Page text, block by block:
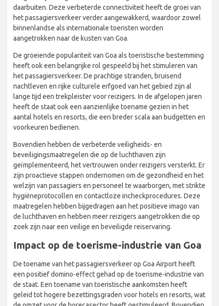
daarbuiten. Deze verbeterde connectiviteit heeft de groei van
het passagiersverkeer verder aangewakkerd, waardoor zowel
binnenlandse als internationale toeristen worden
aangetrokken naar de kusten van Goa.
De groeiende populariteit van Goa als toeristische bestemming
heeft ook een belangrijke rol gespeeld bij het stimuleren van
het passagiersverkeer. De prachtige stranden, bruisend
nachtleven en rijke culturele erfgoed van het gebied zijn al
lange tijd een trekpleister voor reizigers. In de afgelopen jaren
heeft de staat ook een aanzienlijke toename gezien in het
aantal hotels en resorts, die een breder scala aan budgetten en
voorkeuren bedienen.
Bovendien hebben de verbeterde veiligheids- en
beveiligingsmaatregelen die op de luchthaven zijn
geïmplementeerd, het vertrouwen onder reizigers versterkt. Er
zijn proactieve stappen ondernomen om de gezondheid en het
welzijn van passagiers en personeel te waarborgen, met strikte
hygiëneprotocollen en contactloze incheckprocedures. Deze
maatregelen hebben bijgedragen aan het positieve imago van
de luchthaven en hebben meer reizigers aangetrokken die op
zoek zijn naar een veilige en beveiligde reiservaring.
Impact op de toerisme-industrie van
Goa
De toename van het passagiersverkeer op Goa Airport heeft
een positief domino-effect gehad op de toerisme-industrie van
de staat. Een toename van toeristische aankomsten heeft